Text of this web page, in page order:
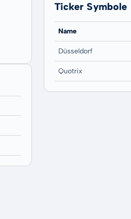
Ticker Symbole
Name
Düsseldorf
Quotrix